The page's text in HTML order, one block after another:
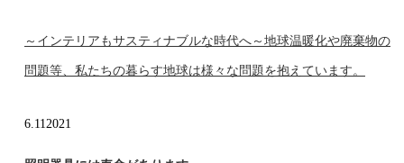
～インテリアもサスティナブルな時代へ～地球温暖化や廃棄物の
問題等、私たちの暮らす地球は様々な問題を抱えています。
6.112021